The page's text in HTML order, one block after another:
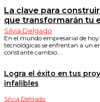
La clave para
que transformarán tu
Silvia Delgado
En el mundo empresarial de
tecnológicas se enfrentan a un
constante cambio....
Logra el éxito en tus
infalibles
Silvia Delgado